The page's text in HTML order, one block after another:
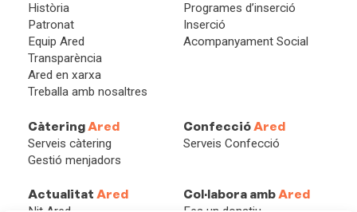
Història
Patronat
Equip Ared
Transparència
Ared en xarxa
Treballa amb nosaltres
Programes d’inserció
Inserció
Acompanyament Social
CàteringAred
Serveis càtering
Gestió menjadors
ConfeccióAred
Serveis Confecció
Actualitat Ared Col·labora ambAred